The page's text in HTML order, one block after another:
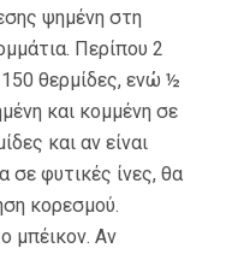
ψημένη στη
Περίπου 2
θερμίδες, ενώ ½
και κομμένη σε
και αν είναι
σε φυτικές ίνες, θα
κορεσμού.
μπέικον. Αν